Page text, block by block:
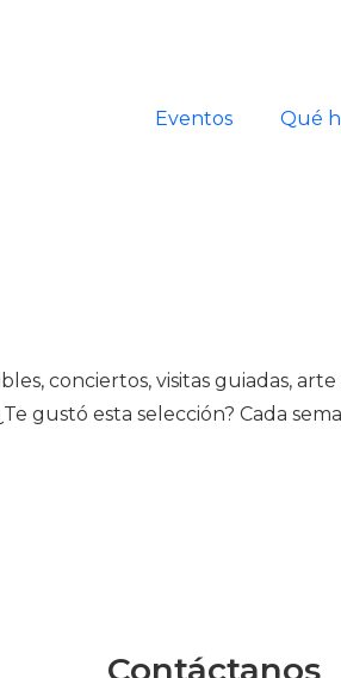
Eventos Qué
conciertos, visitas guiadas, arte
gustó esta selección? Cada
Contáctanos